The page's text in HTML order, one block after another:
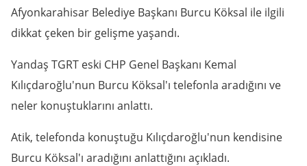
Afyonkarahisar Belediye Başkanı Burcu Köksal ile ilgili
dikkat çeken bir gelişme yaşandı.
Yandaş TGRT eski CHP Genel Başkanı Kemal
Kılıçdaroğlu'nun Burcu Köksal'ı telefonla aradığını ve
neler konuştuklarını anlattı.
Atik, telefonda konuştuğu Kılıçdaroğlu'nun kendisine
Burcu Köksal'ı aradığını anlattığını açıkladı.